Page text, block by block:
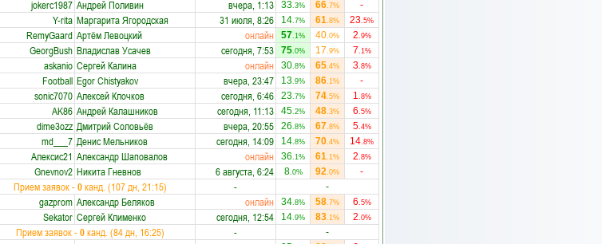
jokerc1987 Андрей Поливин вчера, 1:13 33.3% 66.7%
-
Y-rita Маргарита Ягородская 31 июля, 8:26 14.7% 61.8% 23.5%
RemyGaard Артём Левоцкий онлайн 57.1% 40.0% 2.9%
GeorgBush Владислав Усачев сегодня, 7:53 75.0% 17.9% 7.1%
askanio Сергей Калина онлайн 30.8% 65.4% 3.8%
Football Egor Chistyakov вчера, 23:47 13.9% 86.1%
-
sonic7070 Алексей Клочков сегодня, 6:46 23.7% 74.5% 1.8%
AK86 Андрей Калашников сегодня, 11:13 45.2% 48.3% 6.5%
dime3ozz Дмитрий Соловьёв вчера, 20:55 26.8% 67.8% 5.4%
md___7 Денис Мельников сегодня, 14:09 14.8% 70.4% 14.8%
Алексис21 Александр Шаповалов онлайн 36.1% 61.1% 2.8%
Gnevnov2 Никита Гневнов 6 августа, 6:24 8.0% 92.0%
-
Прием заявок -0канд. (107 дн, 21:15) -
-
gazprom Александр Беляков онлайн 34.8% 58.7% 6.5%
Sekator Сергей Клименко сегодня, 12:54 14.9% 83.1% 2.0%
Прием заявок -0канд. (84 дн, 16:25) -
-